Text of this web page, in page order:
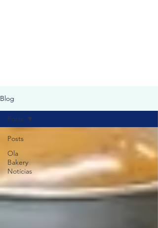
Blog
Posts
Ola
Bakery
Notícias
Posts